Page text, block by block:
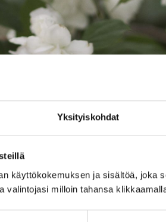
Yksityiskohdat
käyttökokemuksen ja sisältöä, joka
valintojasi milloin tahansa